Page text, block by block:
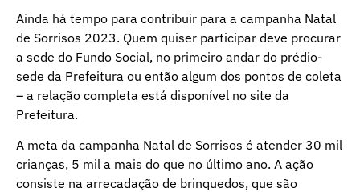
Ainda há tempo para contribuir para a campanha Natal
de Sorrisos 2023. Quem quiser participar deve procurar
a sede do Fundo Social, no primeiro andar do prédio-
sede da Prefeitura ou então algum dos pontos de coleta
– a relação completa está disponível no site da
Prefeitura.
A meta da campanha Natal de Sorrisos é atender 30 mil
crianças, 5 mil a mais do que no último ano. A ação
consiste na arrecadação de brinquedos, que são